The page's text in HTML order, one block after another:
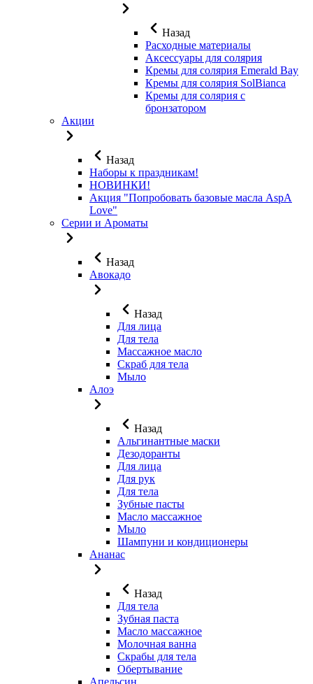
Назад
Расходные материалы
Аксессуары для солярия
Кремы для солярия Emerald Bay
Кремы для солярия SolBianca
Кремы для солярия с
бронзатором
Акции
Назад
Наборы к праздникам!
НОВИНКИ!
Акция "Попробовать базовые масла AspA
Love"
Серии и Ароматы
Назад
Авокадо
Назад
Для лица
Для тела
Массажное масло
Скраб для тела
Мыло
Алоэ
Назад
Альгинантные маски
Дезодоранты
Для лица
Для рук
Для тела
Зубные пасты
Масло массажное
Мыло
Шампуни и кондиционеры
Ананас
Назад
Для тела
Зубная паста
Масло массажное
Молочная ванна
Скрабы для тела
Обертывание
Апельсин